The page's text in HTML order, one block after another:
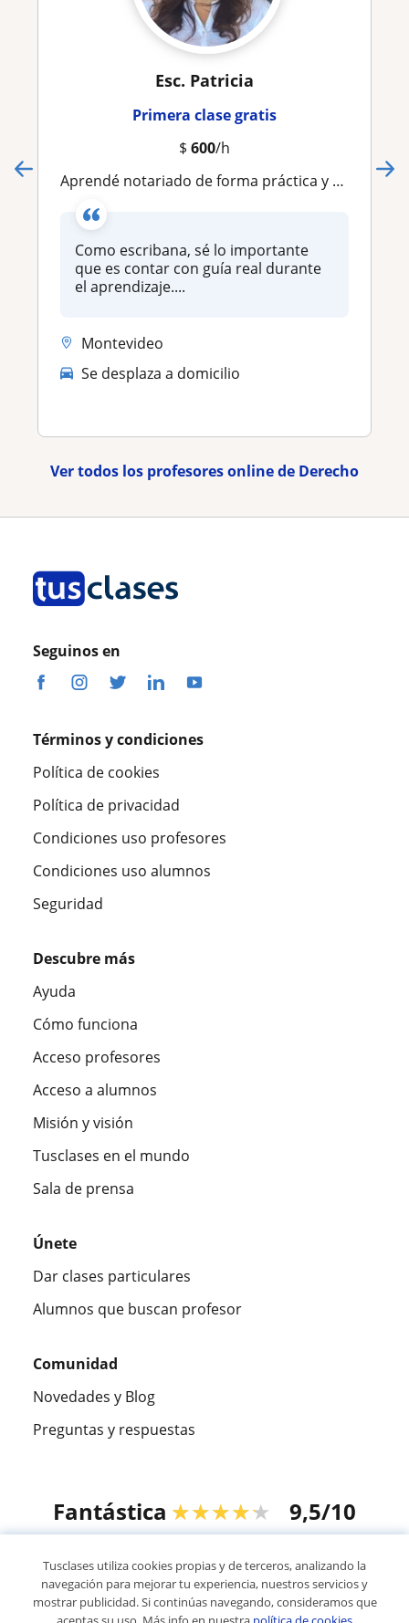
Esc. Patricia
Primera clase gratis
$ 600/h
Aprendé notariado de forma práctica y dinamico
Como escribana, sé lo importante
que es contar con guía real durante
el aprendizaje....
Montevideo
Se desplaza a domicilio
Ver todos los profesores online de Derecho
Seguinos en
Términos y condiciones
Política de cookies
Política de privacidad
Condiciones uso profesores
Condiciones uso alumnos
Seguridad
Descubre más
Ayuda
Cómo funciona
Acceso profesores
Acceso a alumnos
Misión y visión
Tusclases en el mundo
Sala de prensa
Únete
Dar clases particulares
Alumnos que buscan profesor
Comunidad
Novedades y Blog
Preguntas y respuestas
Fantástica ★★★★★ 9,5/10
© 2007 - 2026 Tusclases.com.uy
Tusclases utiliza cookies propias y de terceros, analizando la
navegación para mejorar tu experiencia, nuestros servicios y
mostrar publicidad. Si continúas navegando, consideramos que